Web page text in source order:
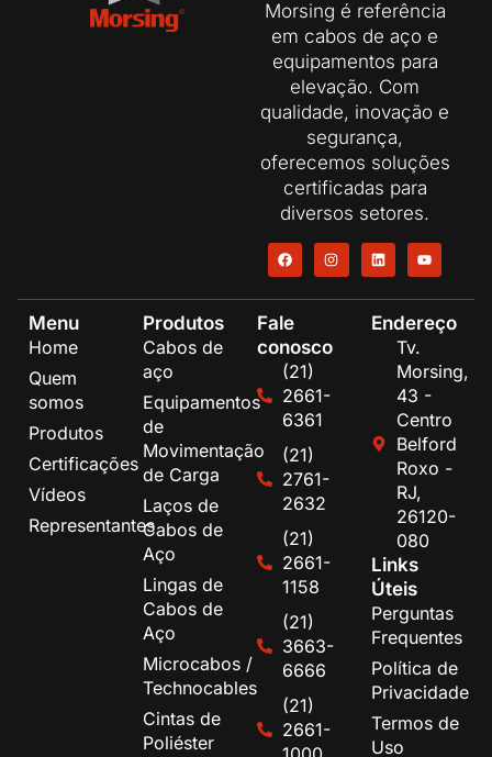
Morsing é referência
em cabos de aço e
equipamentos para
elevação. Com
qualidade, inovação e
segurança,
oferecemos soluções
certificadas para
diversos setores.
Menu
Home
Quem
somos
Produtos
Certificações
Vídeos
Representantes
Produtos
Cabos de
aço
Equipamentos
de
Movimentação
de Carga
Laços de
Cabos de
Aço
Lingas de
Cabos de
Aço
Microcabos /
Technocables
Cintas de
Poliéster
Fale
conosco
(21)
2661-
6361
(21)
2761-
2632
(21)
2661-
1158
(21)
3663-
6666
(21)
2661-
Endereço
Tv.
Morsing,
43 -
Centro
Belford
Roxo -
RJ,
26120-
080
Links
Úteis
Perguntas
Frequentes
Política de
Privacidade
Termos de
Uso